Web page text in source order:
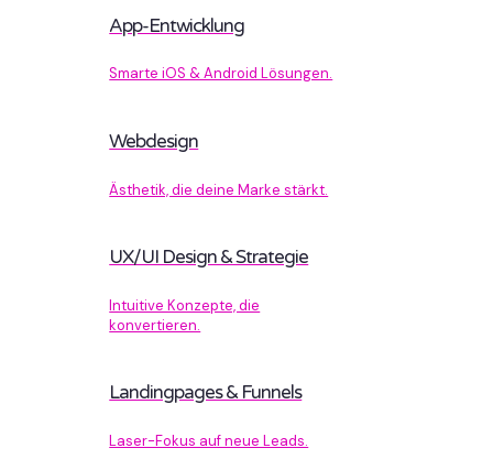
App-Entwicklung
Smarte iOS & Android Lösungen.
Webdesign
Ästhetik, die deine Marke stärkt.
UX/UI Design & Strategie
Intuitive Konzepte, die
konvertieren.
Landingpages & Funnels
Laser-Fokus auf neue Leads.